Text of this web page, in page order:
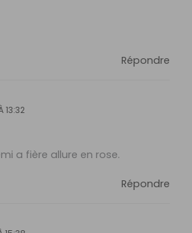
Répondre
13:32
a fière allure en rose.
Répondre